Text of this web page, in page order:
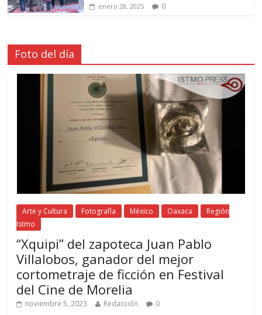
enero 28, 2025 0
Foto del día
Arte y Cultura Fotografía México Oaxaca
Región
Istmo
“Xquipi” del zapoteca Juan Pablo
Villalobos, ganador del mejor
cortometraje de ficción en Festival
del Cine de Morelia
noviembre 5, 2023 Redacción 0